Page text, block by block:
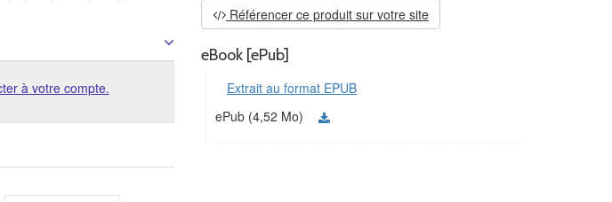
à votre compte.
Référencer ce produit sur votre site
eBook [ePub]
Extrait au format EPUB
ePub (4,52 Mo)